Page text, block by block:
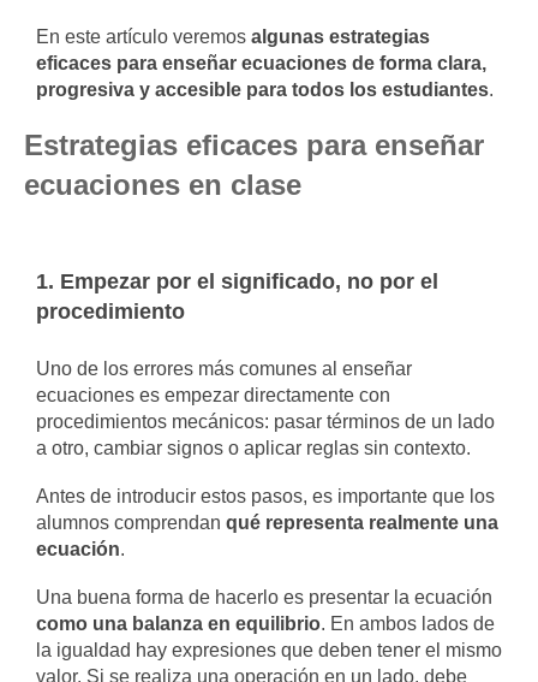
En este artículo veremos algunas estrategias
eficaces para enseñar ecuaciones de forma clara,
progresiva y accesible para todos los estudiantes.
Estrategias eficaces para enseñar
ecuaciones en clase
1. Empezar por el significado, no por el
procedimiento
Uno de los errores más comunes al enseñar
ecuaciones es empezar directamente con
procedimientos mecánicos: pasar términos de un lado
a otro, cambiar signos o aplicar reglas sin contexto.
Antes de introducir estos pasos, es importante que los
alumnos comprendan qué representa realmente una
ecuación.
Una buena forma de hacerlo es presentar la ecuación
como una balanza en equilibrio. En ambos lados de
la igualdad hay expresiones que deben tener el mismo
valor. Si se realiza una operación en un lado, debe